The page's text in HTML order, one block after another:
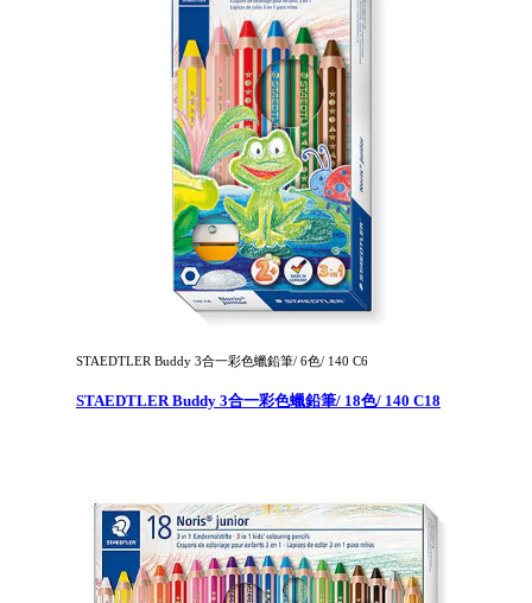
STAEDTLER Buddy 3合一彩色蠟鉛筆/ 6色/ 140 C6
STAEDTLER Buddy 3合一彩色蠟鉛筆/ 18色/ 140 C18